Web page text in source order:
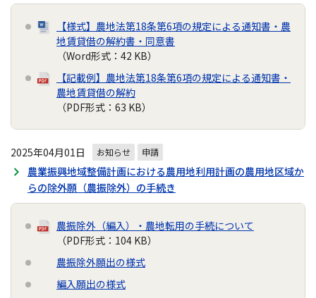
【様式】農地法第18条第6項の規定による通知書・農
地賃貸借の解約書・同意書
（Word形式：42 KB）
【記載例】農地法第18条第6項の規定による通知書・
農地賃貸借の解約
（PDF形式：63 KB）
2025年04月01日 お知らせ 申請
農業振興地域整備計画における農用地利用計画の農用地区域か
らの除外願（農振除外）の手続き
農振除外（編入）・農地転用の手続について
（PDF形式：104 KB）
農振除外願出の様式
編入願出の様式